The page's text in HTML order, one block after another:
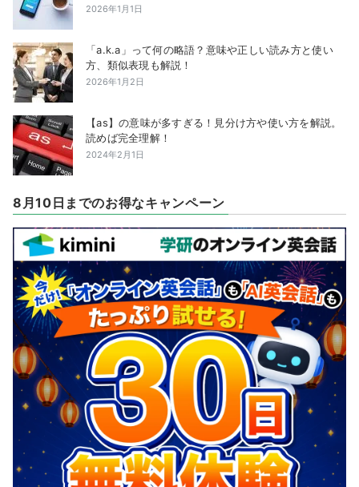
2026年1月1日
「a.k.a」って何の略語？意味や正しい読み方と使い
方、類似表現も解説！
2026年1月2日
【as】の意味が多すぎる！見分け方や使い方を解説。
読めば完全理解！
2024年2月1日
8月10日までのお得なキャンペーン